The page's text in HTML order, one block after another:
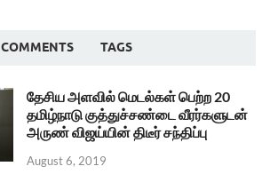
COMMENTS TAGS
தேசிய அளவில் மெடல்கள் பெற்ற 20
தமிழ்நாடு குத்துச்சண்டை வீரர்களுடன்
அருண் விஜய்யின் திடீர் சந்திப்பு
August 6, 2019